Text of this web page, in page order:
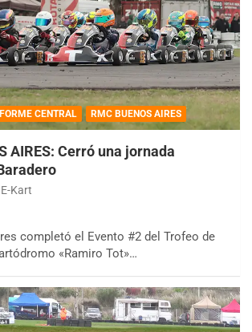
CENTRAL RMC BUENOS AIRES
AIRES: Cerró una jornada
E-Kart
completó el Evento #2 del Trofeo de
«Ramiro Tot»…